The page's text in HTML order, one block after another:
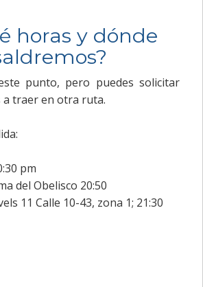
horas y dónde
punto, pero puedes solicitar
a traer en otra ruta.
pm
del Obelisco 20:50
11 Calle 10-43, zona 1; 21:30